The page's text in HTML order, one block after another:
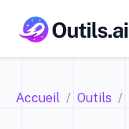
Accueil Outils